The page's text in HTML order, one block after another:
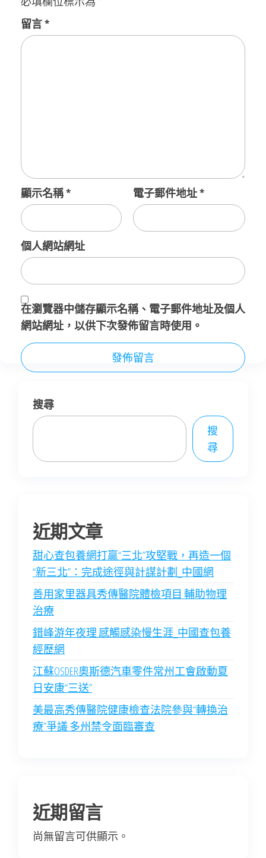
留言*
顯示名稱* 電子郵件地址*
個人網站網址
在瀏覽器中儲存顯示名稱、電子郵件地址及個人
網站網址，以供下次發佈留言時使用。
搜尋
搜
尋
近期文章
甜心查包養網打贏“三北”攻堅戰，再造一個
“新三北”：完成途徑與計謀計劃_中國網
善用家里器具秀傳醫院體檢項目 輔助物理
治療
錯峰游年夜理 感觸感染慢生涯_中國查包養
經歷網
江蘇OSDER奧斯德汽車零件常州工會啟動夏
日安康“三送”
美最高秀傳醫院健康檢查法院參與“轉換治
療”爭議 多州禁令面臨審查
近期留言
尚無留言可供顯示。